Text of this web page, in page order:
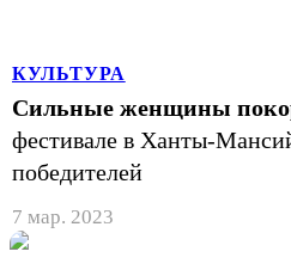
КУЛЬТУРА
Сильные женщины
фестивале в Ханты-
победителей
7 мар. 2023